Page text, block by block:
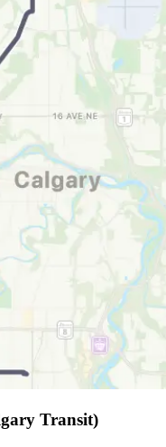
Transit)